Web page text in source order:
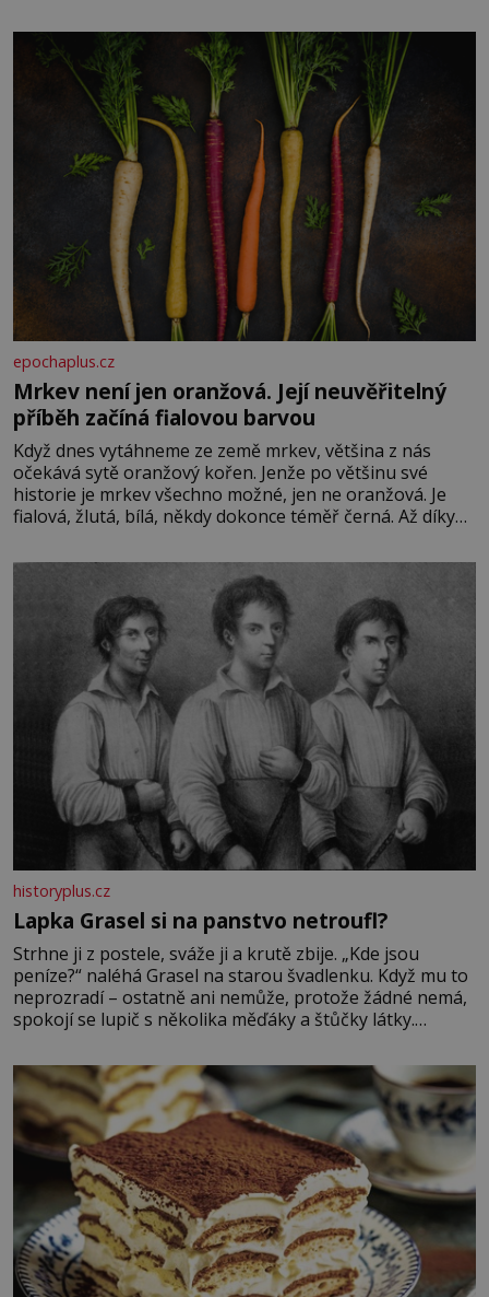
Je to opravdu tak, s věkem jako kdyby se paměť
rozhodla stávkovat. Cvičte
epochaplus.cz
Mrkev není jen oranžová. Její neuvěřitelný
příběh začíná fialovou barvou
Když dnes vytáhneme ze země mrkev, většina z nás
očekává sytě oranžový kořen. Jenže po většinu své
historie je mrkev všechno možné, jen ne oranžová. Je
fialová, žlutá, bílá, někdy dokonce téměř černá. Až díky
bez které si českou zahradu ani nedokážeme představit.
historyplus.cz
Lapka Grasel si na panstvo netroufl?
Strhne ji z postele, sváže ji a krutě zbije. „Kde jsou
peníze?“ naléhá Grasel na starou švadlenku. Když mu to
neprozradí – ostatně ani nemůže, protože žádné nemá,
spokojí se lupič s několika měďáky a štůčky látky.
krutý. Jeho činy budí hrůzu ještě dlouho po jeho smrti